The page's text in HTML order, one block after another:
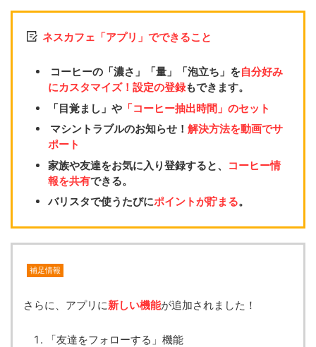
ネスカフェ「アプリ」でできること
コーヒーの「濃さ」「量」「泡立ち」を自分好み
にカスタマイズ！設定の登録もできます。
「目覚まし」や 「コーヒー抽出時間」のセット
マシントラブルのお知らせ！ 解決方法を動画でサ
ポート
家族や友達をお気に入り登録すると、
コーヒー情
報を共有できる。
バリスタで使うたびにポイントが貯まる。
補足情報
さらに、アプリに新しい機能が追加されました！
「友達をフォローする」機能